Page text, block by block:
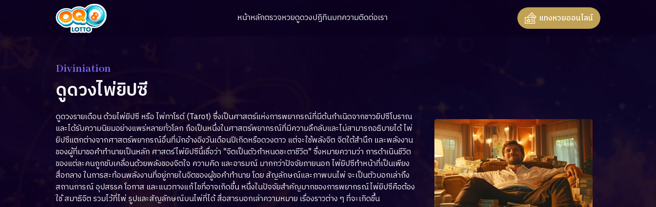
แทงหวยออนไลน์
หน้าหลักตรวจหวยดูดวงปฎิทินบทความติดต่อเรา
Diviniation
ดูดวงไพ่ยิปซี
ดูดวงรายเดือน ด้วยไพ่ยิปซี หรือ ไพ่ทาโรต์ (Tarot) ซึ่งเป็นศาสตร์แห่งการพยากรณ์ที่มีต้นกำเนิดจากชาวยิปซีโบราณ
และได้รับความนิยมอย่างแพร่หลายทั่วโลก ถือเป็นหนึ่งในศาสตร์พยากรณ์ที่มีความลึกลับและไม่สามารถอธิบายได้ ไพ่
ยิปซีแตกต่างจากศาสตร์พยากรณ์อื่นที่มักอ้างอิงวันเดือนปีเกิดหรือดวงดาว แต่จะใช้พลังจิต จิตใต้สำนึก และพลังงาน
ของผู้ที่มาขอคำทำนายเป็นหลัก ศาสตร์ไพ่ยิปซีนี้เชื่อว่า "จิตเป็นตัวกำหนดชะตาชีวิต" ซึ่งหมายความว่า การดำเนินชีวิต
ของแต่ละคนถูกขับเคลื่อนด้วยพลังของจิตใจ ความคิด และอารมณ์ มากกว่าปัจจัยภายนอก ไพ่ยิปซีทำหน้าที่เป็นเพียง
สื่อกลาง ในการสะท้อนพลังงานที่อยู่ภายในจิตของผู้ขอคำทำนาย โดย สัญลักษณ์และภาพบนไพ่ จะเป็นตัวบอกเล่าถึง
สถานการณ์ อุปสรรค โอกาส และแนวทางแก้ไขที่อาจเกิดขึ้น หนึ่งในปัจจัยสำคัญมากของการพยากรณ์ไพ่ยิปซีคือต้อง
ใช้ สมาธิจิต รวมไว้ที่ไพ่ รูปและสัญลักษณ์บนไพ่ที่ได้ สื่อสารบอกเล่าความหมาย เรื่องราวต่าง ๆ ที่จะเกิดขึ้น